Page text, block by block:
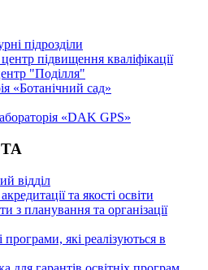
підрозділи
підвищення кваліфікації
"Поділля"
«Ботанічний сад»
«DAK GPS»
відділ
та якості освіти
з планування та організації
програми, які реалізуються в